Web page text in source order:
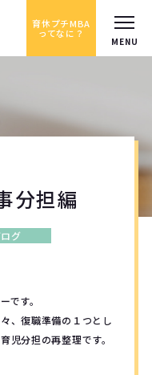
育休プチMBA
ってなに？
分担編
グ
です。
、復職準備の１つとし
児分担の再整理です。